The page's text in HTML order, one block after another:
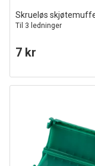
Skrueløs
Til 3 ledninger
7 kr